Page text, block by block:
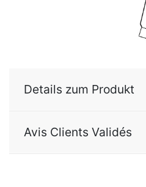
Details zum Produkt
Avis Clients Validés